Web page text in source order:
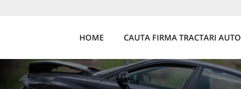
HOME CAUTA FIRMA TRACTARI AUTO